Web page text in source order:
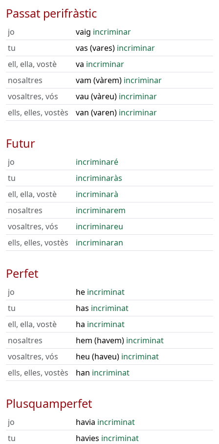
Passat perifràstic
jo vaig incriminar
tu
vas (vares) incriminar
ell, ella, vostè
va incriminar
nosaltres
vam (vàrem) incriminar
vosaltres, vós
vau (vàreu) incriminar
ells, elles, vostès
van (varen) incriminar
Futur
jo
incriminaré
tu
incriminaràs
ell, ella, vostè
incriminarà
nosaltres
incriminarem
vosaltres, vós
incriminareu
ells, elles, vostès
incriminaran
Perfet
jo he incriminat
tu
has incriminat
ell, ella, vostè
ha incriminat
nosaltres
hem (havem) incriminat
vosaltres, vós
heu (haveu) incriminat
ells, elles, vostès
han incriminat
Plusquamperfet
jo havia incriminat
tu
havies incriminat